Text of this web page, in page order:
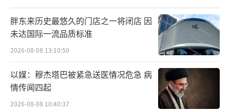
胖东来历史最悠久的门店之一将闭店 因
未达国际一流品质标准
2026-08-08 13:10:50
以媒：穆杰塔巴被紧急送医情况危急 病
情传闻四起
2026-08-08 10:40:37